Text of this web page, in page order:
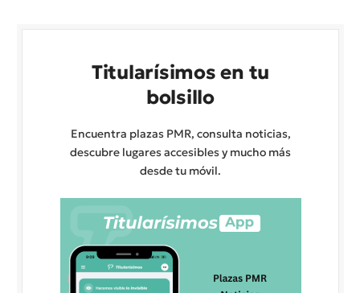
Titularísimos en tu
bolsillo
Encuentra plazas PMR, consulta noticias,
descubre lugares accesibles y mucho más
desde tu móvil.